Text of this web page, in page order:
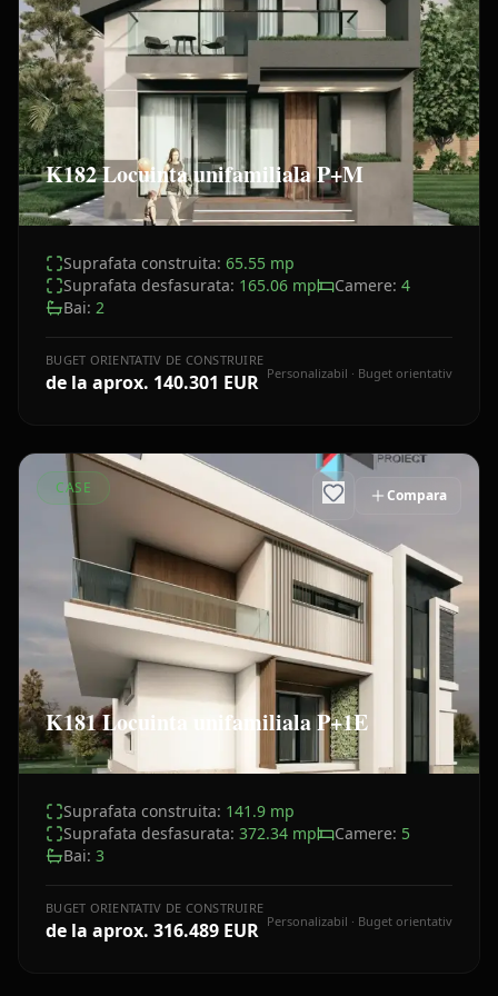
K182 Locuinta unifamiliala P+M
Suprafata construita: 65.55 mp
Suprafata desfasurata: 165.06 mp Camere: 4
Bai: 2
BUGET ORIENTATIV DE CONSTRUIRE
de la aprox. 140.301 EUR Personalizabil · Buget orientativ
Compara
CASE
K181 Locuinta unifamiliala P+1E
Suprafata construita: 141.9 mp
Suprafata desfasurata: 372.34 mp Camere: 5
Bai: 3
BUGET ORIENTATIV DE CONSTRUIRE
de la aprox. 316.489 EUR Personalizabil · Buget orientativ